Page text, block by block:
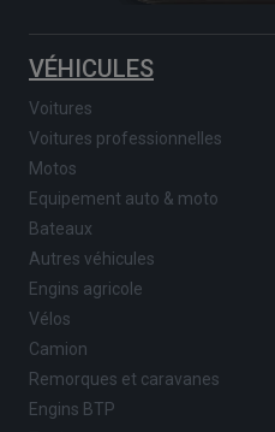
VÉHICULES
Voitures
Voitures professionnelles
Motos
Equipement auto & moto
Bateaux
Autres véhicules
Engins agricole
Vélos
Camion
Remorques et caravanes
Engins BTP